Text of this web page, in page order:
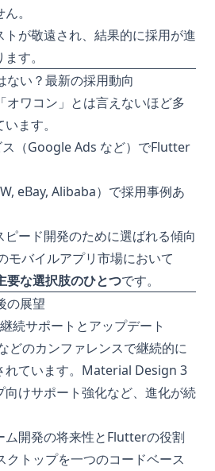
。
が敬遠され、結果的に採用が進
す。
い？最新の採用動向
ワコン」とは言えないほど多
ます。
ス（Google Ads など）でFlutter
eBay, Alibaba）で採用事例あ
ピード開発のために選ばれる傾向
モバイルアプリ市場において
要な選択肢のひとつです。
の展望
続サポートとアップデート
のカンファレンスで継続的に
れています。Material Design 3
向けサポート強化など、進化が続
ム開発の将来性とFlutterの役割
クトップを一つのコードベース